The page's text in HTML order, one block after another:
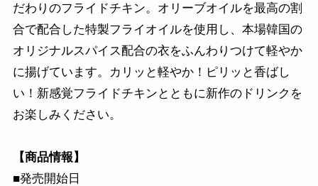
だわりのフライドチキン。オリーブオイルを最高の割
合で配合した特製フライオイルを使用し、本場韓国の
オリジナルスパイス配合の衣をふんわりつけて軽やか
に揚げています。カリッと軽やか！ピリッと香ばし
い！新感覚フライドチキンとともに新作のドリンクを
お楽しみください。
【商品情報】
■発売開始日